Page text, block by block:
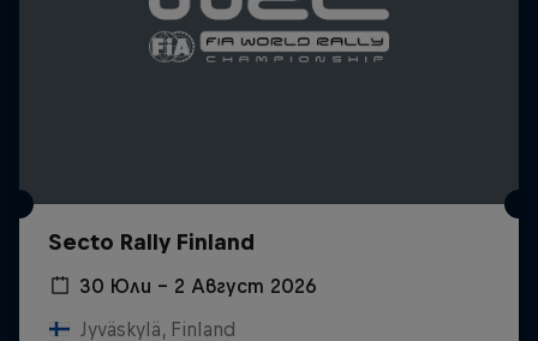
Secto Rally Finland
30 Юли – 2 Август 2026
Jyväskylä, Finland